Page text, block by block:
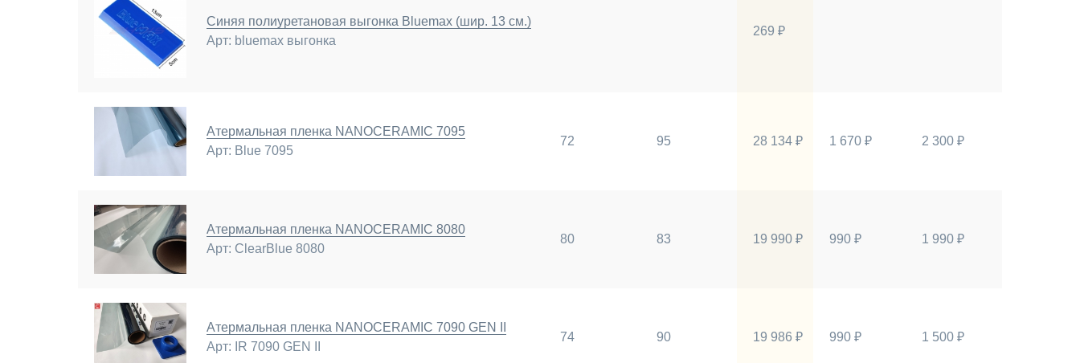
Синяя полиуретановая выгонка Bluemax (шир. 13 см.)
Арт: bluemax выгонка
269 ₽
Атермальная пленка NANOCERAMIC 7095
Арт: Blue 7095
72 95 28 134 ₽ 1 670 ₽ 2 300 ₽
Атермальная пленка NANOCERAMIC 8080
Арт: ClearBlue 8080
80 83 19 990 ₽ 990 ₽ 1 990 ₽
Атермальная пленка NANOCERAMIC 7090 GEN II
Арт: IR 7090 GEN II
74 90 19 986 ₽ 990 ₽ 1 500 ₽